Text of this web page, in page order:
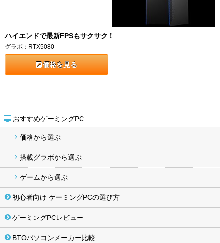
おすすめゲーミングPC
価格から選ぶ
搭載グラボから選ぶ
ゲームから選ぶ
初心者向け ゲーミングPCの選び方
ゲーミングPCレビュー
BTOパソコンメーカー比較
ハイエンドで最新FPSもサクサク！
グラボ：RTX5080
価格を見る